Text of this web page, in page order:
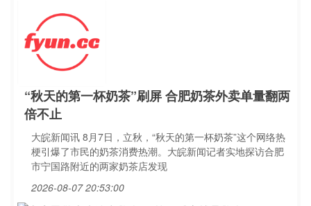
“秋天的第一杯奶茶”刷屏 合肥奶茶外卖单量翻两
倍不止
大皖新闻讯 8月7日，立秋，“秋天的第一杯奶茶”这个网络热
梗引爆了市民的奶茶消费热潮。大皖新闻记者实地探访合肥
市宁国路附近的两家奶茶店发现
2026-08-07 20:53:00